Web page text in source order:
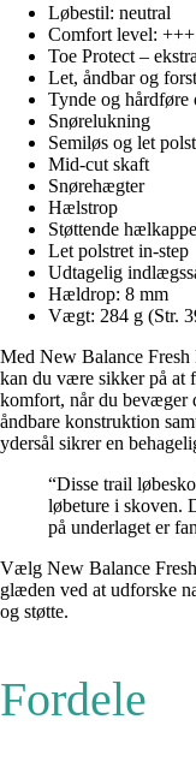
Løbestil: neutral
Comfort level:
Toe Protect –
Let, åndbar og
Tynde og hårdføre
Snørelukning
Semiløs og let
Mid-cut skaft
Snørehægter
Hælstrop
Støttende hælkappe
Let polstret in-step
Udtagelig
Hældrop: 8 mm
Vægt: 284 g (Str.
Med New Balance
kan du være sikker på at
komfort, når du bevæger
åndbare konstruktion
ydersål sikrer en
“Disse trail
løbeture i skoven.
på underlaget er
Vælg New Balance
glæden ved at udforske
og støtte.
Fordele